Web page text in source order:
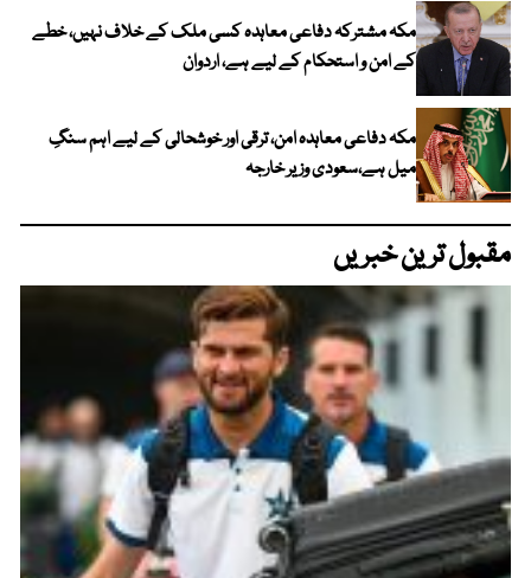
مکہ مشترکہ دفاعی معاہدہ کسی ملک کے خلاف نہیں، خطے
کے امن و استحکام کے لیے ہے، اردوان
مکہ دفاعی معاہدہ امن، ترقی اور خوشحالی کے لیے اہم سنگِ
میل ہے،سعودی وزیر خارجہ
مقبول ترین خبریں